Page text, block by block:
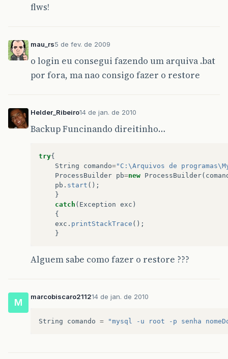
flws!
mau_rs5 de fev. de 2009
o login eu consegui fazendo um arquiva .bat
por fora, ma nao consigo fazer o restore
Helder_Ribeiro14 de jan. de 2010
Backup Funcinando direitinho…
try{
String
comando="C:\Arquivos de
ProcessBuilder pb=new ProcessBuilder(
pb . start ();
}
catch ( Exception exc )
{
exc . printStackTrace ();
}
Alguem sabe como fazer o restore ???
M
marcobiscaro211214 de jan. de 2010
String comando = "mysql -u root -p senha